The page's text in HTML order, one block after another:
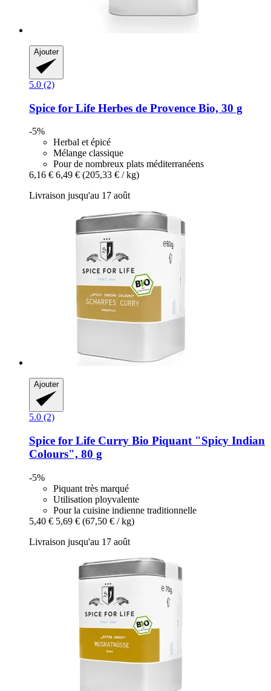
Ajouter
5.0 (2)
Spice for Life Herbes de Provence Bio, 30 g
-5%
Herbal et épicé
Mélange classique
Pour de nombreux plats méditerranéens
6,16 € 6,49 € (205,33 € / kg)
Livraison jusqu'au 17 août
Ajouter
5.0 (2)
Spice for Life Curry Bio Piquant "Spicy Indian
Colours", 80 g
-5%
Piquant très marqué
Utilisation ployvalente
Pour la cuisine indienne traditionnelle
5,40 € 5,69 € (67,50 € / kg)
Livraison jusqu'au 17 août